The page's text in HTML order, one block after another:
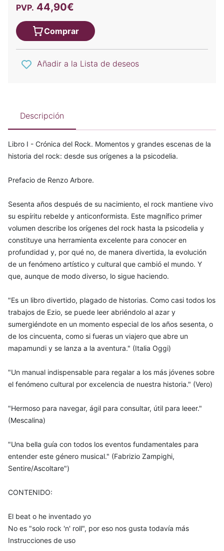
PVP. 44,90€
Comprar
Añadir a la Lista de deseos
Descripción
Libro I - Crónica del Rock. Momentos y grandes escenas de la
historia del rock: desde sus orígenes a la psicodelia.
Prefacio de Renzo Arbore.
Sesenta años después de su nacimiento, el rock mantiene vivo
su espíritu rebelde y anticonformista. Este magnífico primer
volumen describe los orígenes del rock hasta la psicodelia y
constituye una herramienta excelente para conocer en
profundidad y, por qué no, de manera divertida, la evolución
de un fenómeno artístico y cultural que cambió el mundo. Y
que, aunque de modo diverso, lo sigue haciendo.
"Es un libro divertido, plagado de historias. Como casi todos los
trabajos de Ezio, se puede leer abriéndolo al azar y
sumergiéndote en un momento especial de los años sesenta, o
de los cincuenta, como si fueras un viajero que abre un
mapamundi y se lanza a la aventura." (Italia Oggi)
"Un manual indispensable para regalar a los más jóvenes sobre
el fenómeno cultural por excelencia de nuestra historia." (Vero)
"Hermoso para navegar, ágil para consultar, útil para leeer."
(Mescalina)
"Una bella guía con todos los eventos fundamentales para
entender este género musical." (Fabrizio Zampighi,
Sentire/Ascoltare")
CONTENIDO:
El beat o he inventado yo
No es "solo rock 'n' roll", por eso nos gusta todavía más
Instrucciones de uso